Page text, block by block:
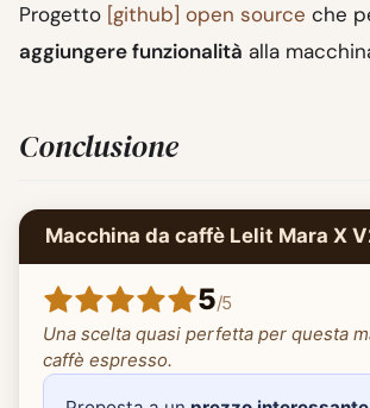
Progetto [github] open source che
aggiungere funzionalità alla
Conclusione
Macchina da caffè Lelit Mara X
5/5
Una scelta quasi perfetta per questa
caffè espresso.